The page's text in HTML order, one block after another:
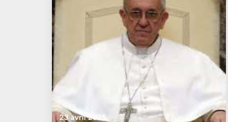
23 avril 2025